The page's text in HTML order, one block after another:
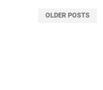
OLDER POSTS